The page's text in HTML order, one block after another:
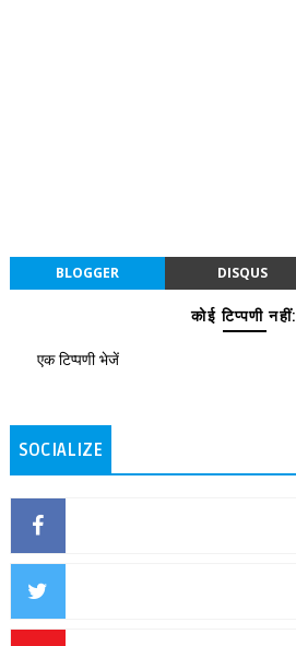
BLOGGER DISQUS
कोई टिप्पणी नहीं:
एक टिप्पणी भेजें
SOCIALIZE